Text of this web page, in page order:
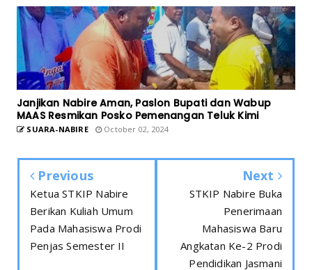
Janjikan Nabire Aman, Paslon Bupati dan Wabup
MAAS Resmikan Posko Pemenangan Teluk Kimi
SUARA-NABIRE October 02, 2024
Previous
Ketua STKIP Nabire
Berikan Kuliah Umum
Pada Mahasiswa Prodi
Penjas Semester II
Next
STKIP Nabire Buka
Penerimaan
Mahasiswa Baru
Angkatan Ke-2 Prodi
Pendidikan Jasmani